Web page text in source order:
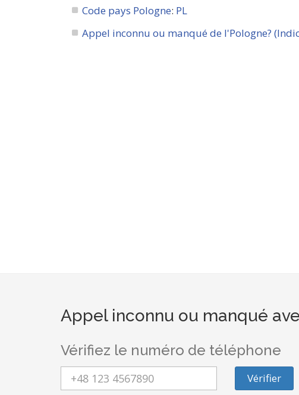
Code pays Pologne: PL
Appel inconnu ou manqué de l'Pologne?
Appel inconnu ou manqué
Vérifiez le numéro de téléphone
Vérifier